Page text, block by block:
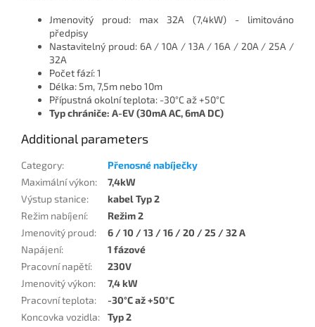
Jmenovitý proud: max 32A (7,4kW) - limitováno
předpisy
Nastavitelný proud:6A / 10A / 13A / 16A / 20A / 25A /
32A
Počet fází:1
Délka: 5m, 7,5m nebo 10m
Přípustná okolní teplota: -30°C až +50°C
Typ chrániče: A-EV (30mA AC, 6mA DC)
Additional parameters
Category:
Přenosné nabíječky
Maximální výkon:
7,4kW
Výstup stanice:
kabel Typ 2
Režim nabíjení:
Režim 2
Jmenovitý proud:
6 / 10 / 13 / 16 / 20 / 25 / 32 A
Napájení:
1 fázové
Pracovní napětí:
230V
Jmenovitý výkon:
7,4 kW
Pracovní teplota:
-30°C až +50°C
Koncovka vozidla:
Typ 2